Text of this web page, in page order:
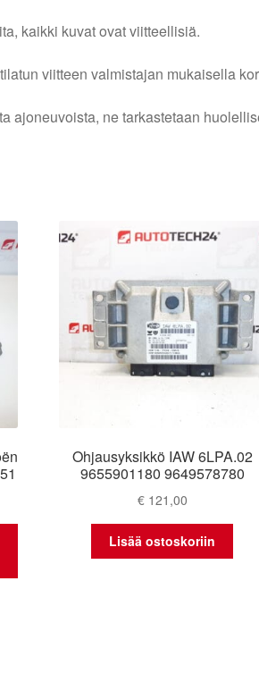
kaikki kuvat ovat viitteellisiä.
viitteen valmistajan mukaisella
ajoneuvoista, ne tarkastetaan
Ohjausyksikkö IAW 6LPA.02
9655901180 9649578780
€121,00
Lisää ostoskoriin